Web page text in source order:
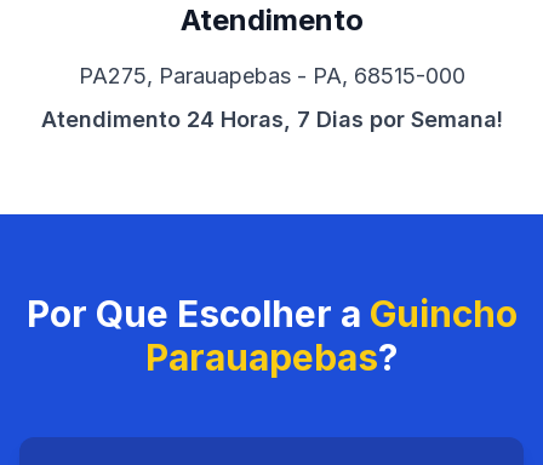
Atendimento
PA275, Parauapebas - PA, 68515-000
Atendimento 24 Horas, 7 Dias por Semana!
Por Que Escolher a Guincho
Parauapebas?